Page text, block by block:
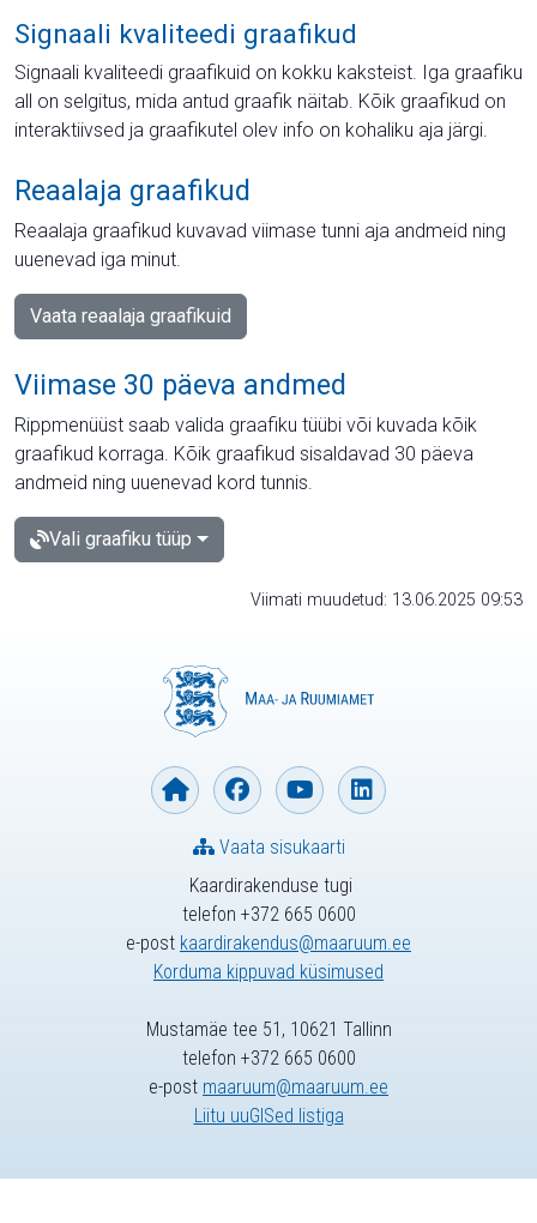
Signaali kvaliteedi graafikud
Signaali kvaliteedi graafikuid on kokku kaksteist. Iga graafiku
all on selgitus, mida antud graafik näitab. Kõik graafikud on
interaktiivsed ja graafikutel olev info on kohaliku aja järgi.
Reaalaja graafikud
Reaalaja graafikud kuvavad viimase tunni aja andmeid ning
uuenevad iga minut.
Vaata reaalaja graafikuid
Viimase 30 päeva andmed
Rippmenüüst saab valida graafiku tüübi või kuvada kõik
graafikud korraga. Kõik graafikud sisaldavad 30 päeva
andmeid ning uuenevad kord tunnis.
Vali graafiku tüüp
Viimati muudetud: 13.06.2025 09:53
Kaardirakenduse tugi
telefon +372 665 0600
e-post kaardirakendus@maaruum.ee
Korduma kippuvad küsimused
Vaata sisukaarti
Mustamäe tee 51, 10621 Tallinn
telefon +372 665 0600
e-post maaruum@maaruum.ee
Liitu uuGISed listiga